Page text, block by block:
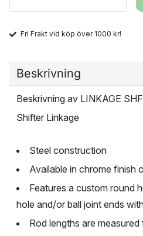
Fri Frakt vid köp över 1000 kr!
Beskrivning
Beskrivning av LINKAGE
Shifter Linkage
Steel construction
Available in chrome finish
Features a custom round
hole and/or ball joint ends
Rod lengths are